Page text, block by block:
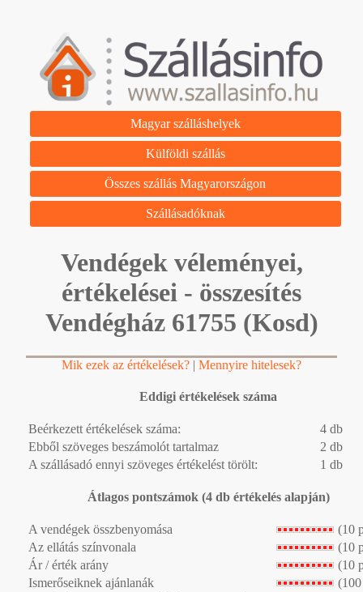
Magyar szálláshelyek
Külföldi szállás
Összes szállás Magyarországon
Szállásadóknak
Vendégek véleményei,
értékelései - összesítés
Vendégház 61755 (Kosd)
Mik ezek az értékelések? | Mennyire hitelesek?
Eddigi értékelések száma
Beérkezett értékelések száma:
4 db
Ebből szöveges beszámolót tartalmaz
2 db
A szállásadó ennyi szöveges értékelést törölt:
1 db
Átlagos pontszámok (4 db értékelés alapján)
A vendégek összbenyomása
(10
Az ellátás színvonala
(10
Ár / érték arány
(10
Ismerőseiknek ajánlanák